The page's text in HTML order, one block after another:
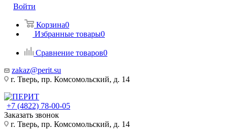
Войти
Корзина0
Избранные товары0
Сравнение товаров0
zakaz@perit.su
г. Тверь, пр. Комсомольский, д. 14
+7 (4822) 78-00-05
Заказать звонок
г. Тверь, пр. Комсомольский, д. 14